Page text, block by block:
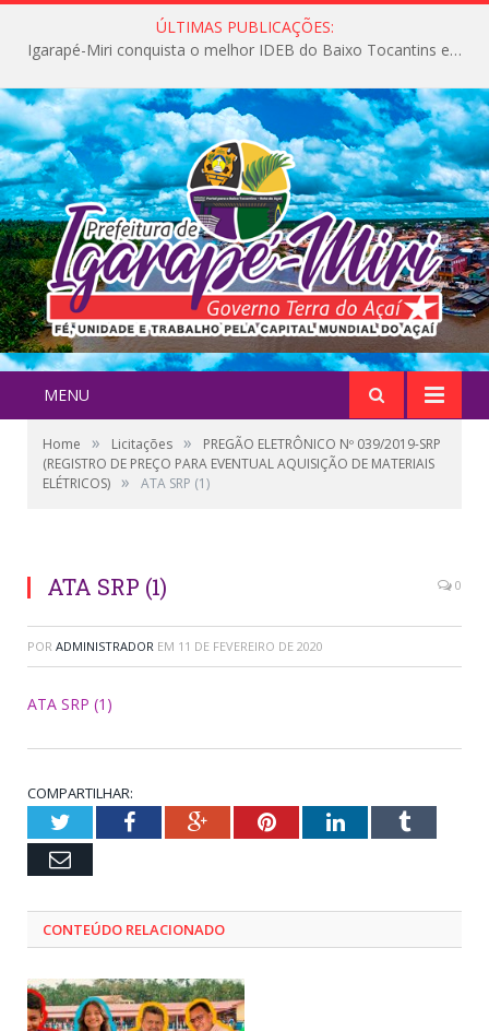
ÚLTIMAS PUBLICAÇÕES:
Igarapé-Miri conquista o melhor IDEB do Baixo Tocantins e avança na qualidade da educação pública
MENU
Home » Licitações »
PREGÃO ELETRÔNICO Nº 039/2019-SRP
(REGISTRO DE PREÇO PARA EVENTUAL AQUISIÇÃO DE MATERIAIS
ELÉTRICOS) » ATA SRP (1)
ATA SRP (1) 0
POR ADMINISTRADOR EM 11 DE FEVEREIRO DE 2020
ATA SRP (1)
COMPARTILHAR:
TwitterFacebookGoogle+PinterestLinkedInTumblr
Email
CONTEÚDO RELACIONADO